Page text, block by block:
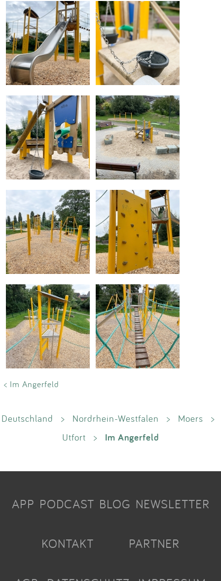
< Im Angerfeld
Deutschland > Nordrhein-Westfalen > Moers
>
Utfort
> Im Angerfeld
APP PODCAST BLOG NEWSLETTER
KONTAKT PARTNER